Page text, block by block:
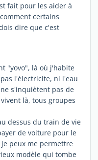
fait pour les aider à
certains
dire que c'est
"yovo", là où j'habite
l'électricite, ni l'eau
s'inquiètent pas de
là, tous groupes
dessus du train de vie
de voiture pour le
peux me permettre
modèle qui tombe